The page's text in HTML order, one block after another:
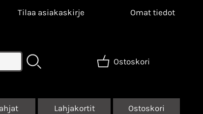
Tilaa asiakaskirje Omat tiedot
Ostoskori
Lahjakortit Ostoskori